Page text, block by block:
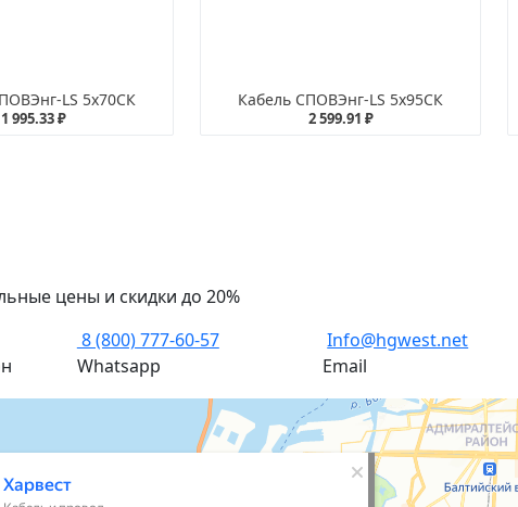
LS 5х70СК
1 995.33 ₽
Кабель СПОВЭнг-LS 5х95СК
2 599.91 ₽
цены и скидки до 20%
8 (800) 777-60-57
Whatsapp
Info@hgwest.net
Email